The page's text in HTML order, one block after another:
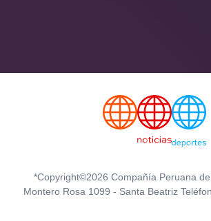
*Copyright©2026 Compañía Peruana de
Montero Rosa 1099 - Santa Beatriz